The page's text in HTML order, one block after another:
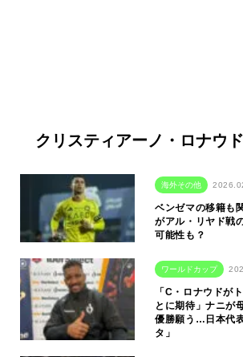
クリスティアーノ・ロナウ
海外その他
ベンゼマの移籍も
がアル・リヤド戦
可能性も？
ワールドカップ
「C・ロナウドが
とに期待」ナニが
優勝願う…日本代
タ」